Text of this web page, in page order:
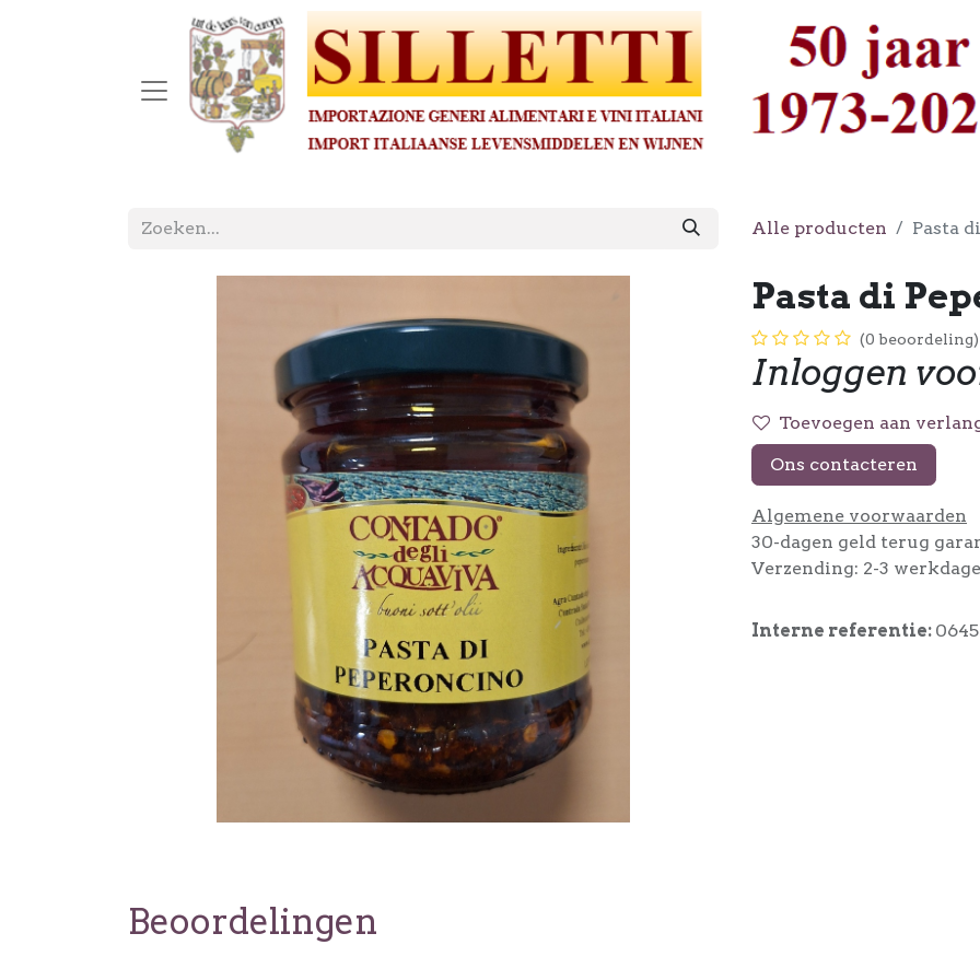
Alle producten Pasta
Pasta di
(0 beoordeling)
Inloggen
Toevoegen aan
Ons contacteren
Algemene voorwaarden
30-dagen geld terug
Verzending: 2-3
Interne referentie:
Beoordelingen